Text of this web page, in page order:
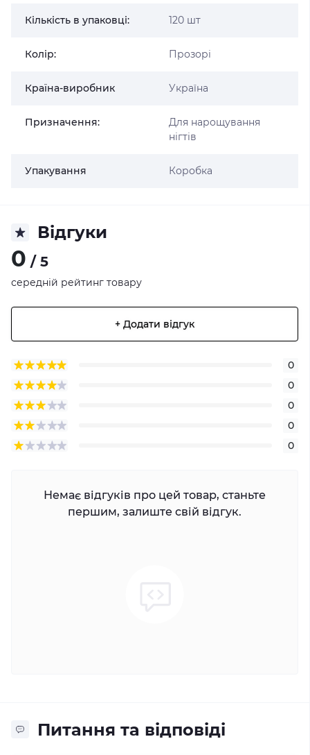
Кількість в упаковці: 120 шт
Колір: Прозорі
Країна-виробник Україна
Призначення:
Для нарощування
нігтів
Упакування Коробка
Відгуки
0 / 5
середній рейтинг товару
+ Додати відгук
0
0
0
0
0
Немає відгуків про цей товар, станьте
першим, залиште свій відгук.
Питання та відповіді